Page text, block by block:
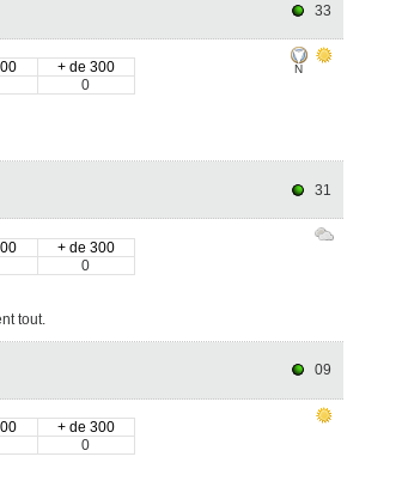
33
+ de 300
0
N
31
+ de 300
0
tout.
09
+ de 300
0